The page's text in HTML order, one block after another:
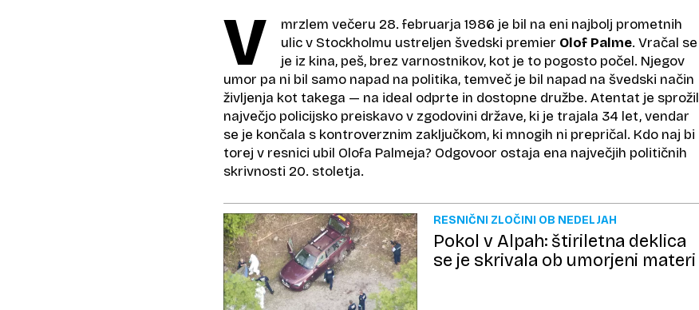
V
mrzlem večeru 28. februarja 1986 je bil na eni najbolj prometnih
ulic v Stockholmu ustreljen švedski premier Olof Palme. Vračal se
je iz kina, peš, brez varnostnikov, kot je to pogosto počel. Njegov
umor pa ni bil samo napad na politika, temveč je bil napad na švedski način
življenja kot takega — na ideal odprte in dostopne družbe. Atentat je sprožil
največjo policijsko preiskavo v zgodovini države, ki je trajala 34 let, vendar
se je končala s kontroverznim zaključkom, ki mnogih ni prepričal. Kdo naj bi
torej v resnici ubil Olofa Palmeja? Odgovoor ostaja ena največjih političnih
skrivnosti 20. stoletja.
RESNIČNI ZLOČINI OB NEDELJAH
Pokol v Alpah: štiriletna deklica
se je skrivala ob umorjeni materi